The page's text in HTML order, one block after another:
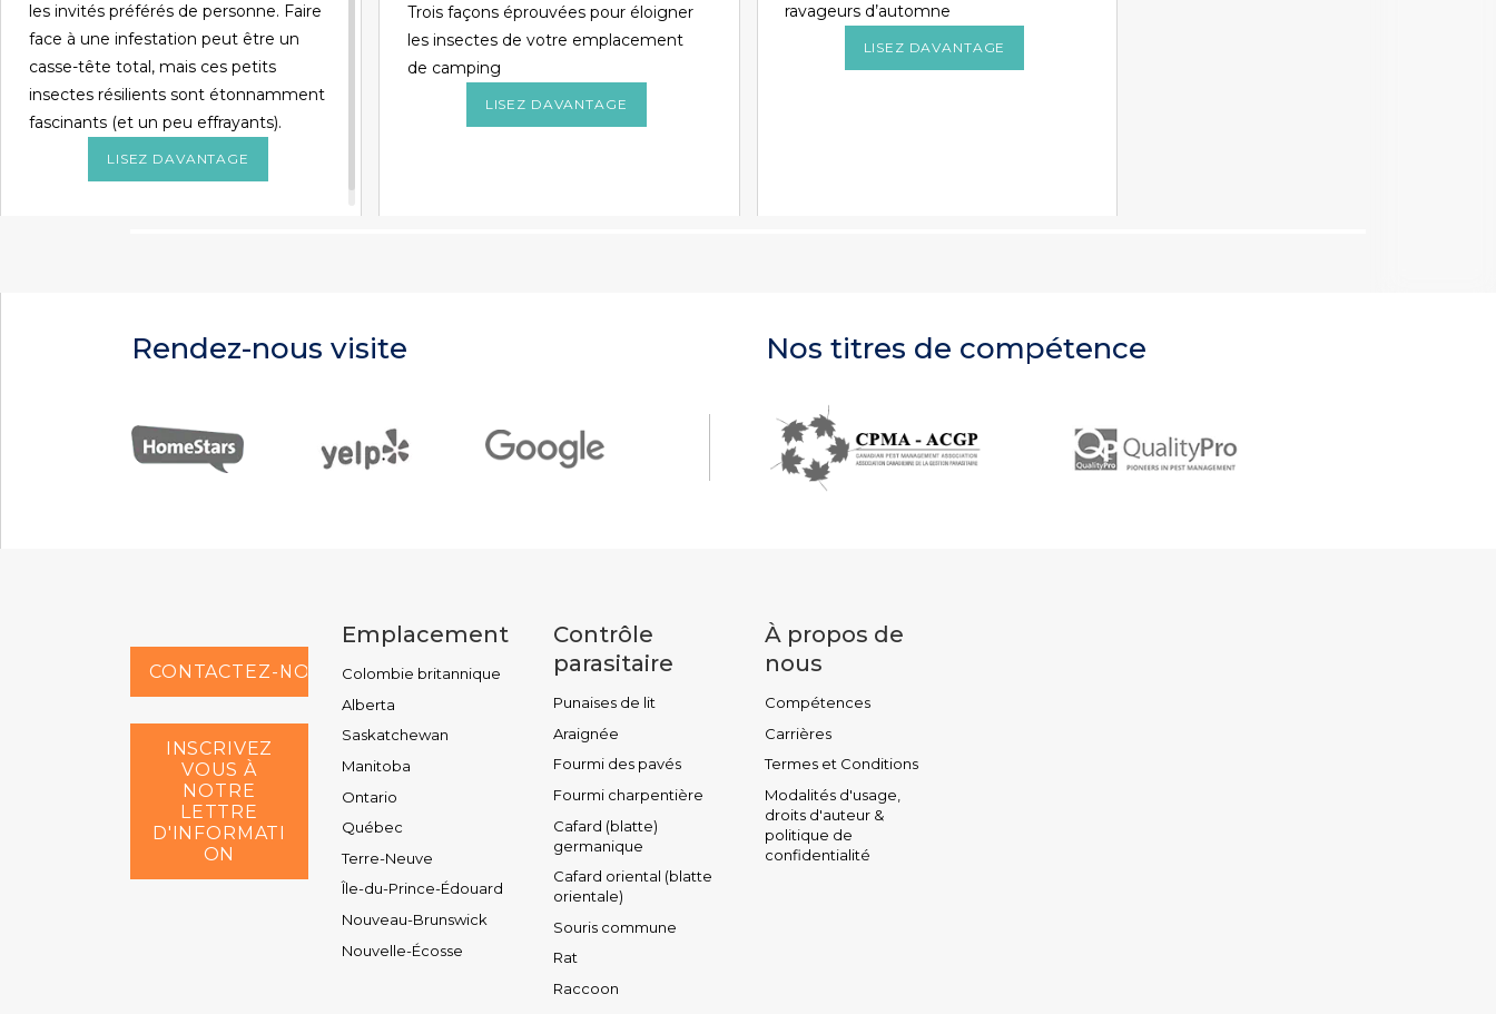
les invités préférés de personne. Faire
face à une infestation peut être un
casse-tête total, mais ces petits
insectes résilients sont étonnamment
fascinants (et un peu effrayants).
LISEZ DAVANTAGE
Trois façons éprouvées pour éloigner
les insectes de votre emplacement
de camping
LISEZ DAVANTAGE
ravageurs d’automne
LISEZ DAVANTAGE
Rendez-nous visite Nos titres de compétence
CONTACTEZ-NOUS AU
INSCRIVEZ
VOUS À
NOTRE
LETTRE
D'INFORMATI
ON
Emplacement
Colombie britannique
Alberta
Saskatchewan
Manitoba
Ontario
Québec
Terre-Neuve
Île-du-Prince-Édouard
Nouveau-Brunswick
Nouvelle-Écosse
Contrôle
parasitaire
Punaises de lit
Araignée
Fourmi des pavés
Fourmi charpentière
Cafard (blatte)
germanique
Cafard oriental (blatte
orientale)
Souris commune
Rat
Raccoon
À propos de
nous
Compétences
Carrières
Termes et Conditions
Modalités d'usage,
droits d'auteur &
politique de
confidentialité